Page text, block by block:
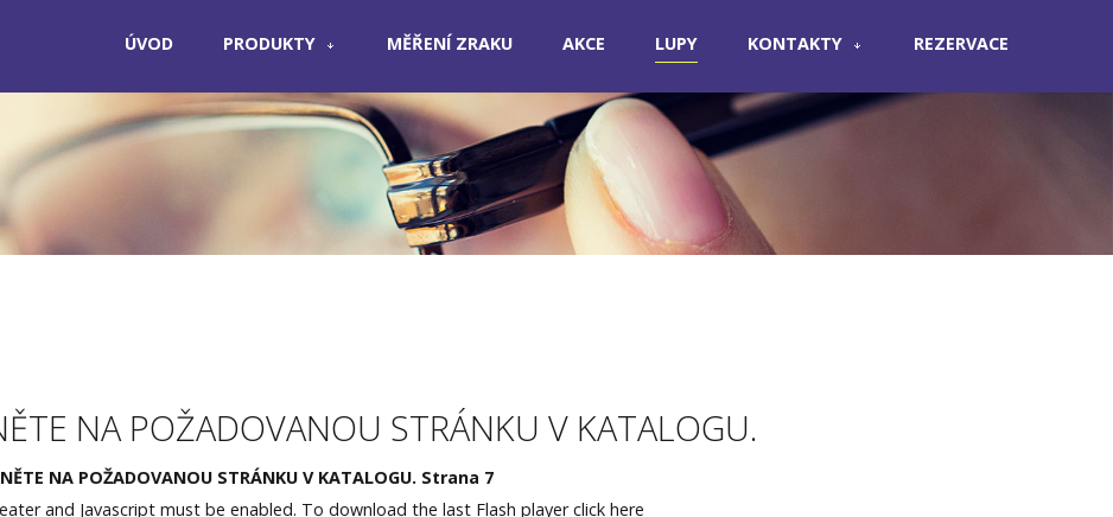
ÚVOD PRODUKTY MĚŘENÍ ZRAKU AKCE LUPY KONTAKTY REZERVACE
NA POŽADOVANOU STRÁNKU V KATALOGU.
NA POŽADOVANOU STRÁNKU V KATALOGU. Strana 7
and Javascript must be enabled. To download the last Flash playerclick here